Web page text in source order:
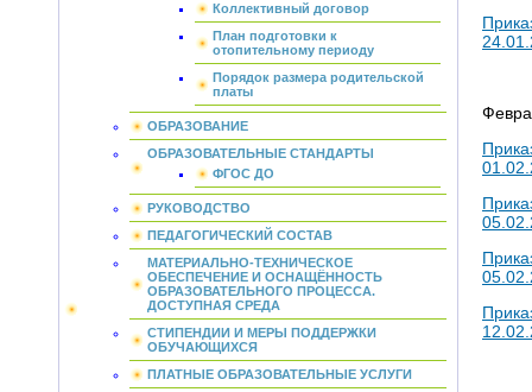
Коллективный договор
План подготовки к
отопительному периоду
Порядок размера родительской
платы
ОБРАЗОВАНИЕ
ОБРАЗОВАТЕЛЬНЫЕ СТАНДАРТЫ
ФГОС ДО
РУКОВОДСТВО
ПЕДАГОГИЧЕСКИЙ СОСТАВ
МАТЕРИАЛЬНО-ТЕХНИЧЕСКОЕ
ОБЕСПЕЧЕНИЕ И ОСНАЩЁННОСТЬ
ОБРАЗОВАТЕЛЬНОГО ПРОЦЕССА.
ДОСТУПНАЯ СРЕДА
СТИПЕНДИИ И МЕРЫ ПОДДЕРЖКИ
ОБУЧАЮЩИХСЯ
ПЛАТНЫЕ ОБРАЗОВАТЕЛЬНЫЕ УСЛУГИ